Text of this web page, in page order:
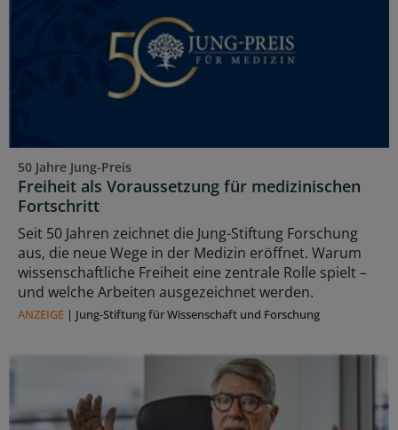
50 Jahre Jung-Preis
Freiheit als Voraussetzung für medizinischen
Fortschritt
Seit 50 Jahren zeichnet die Jung-Stiftung Forschung
aus, die neue Wege in der Medizin eröffnet. Warum
wissenschaftliche Freiheit eine zentrale Rolle spielt –
und welche Arbeiten ausgezeichnet werden.
ANZEIGE | Jung-Stiftung für Wissenschaft und Forschung